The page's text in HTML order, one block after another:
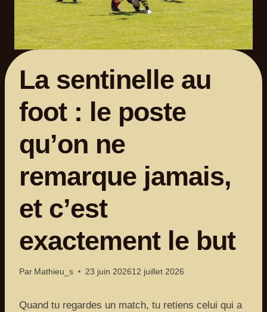
La sentinelle au
foot : le poste
qu’on ne
remarque jamais,
et c’est
exactement le but
Par Mathieu_s 23 juin 202612 juillet 2026
Quand tu regardes un match, tu retiens celui qui a